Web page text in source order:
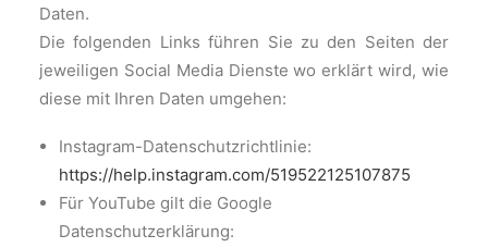
Daten.
Die folgenden Links führen Sie zu den Seiten der
jeweiligen Social Media Dienste wo erklärt wird, wie
diese mit Ihren Daten umgehen:
Instagram-Datenschutzrichtlinie:
https://help.instagram.com/519522125107875
Für YouTube gilt die Google
Datenschutzerklärung: